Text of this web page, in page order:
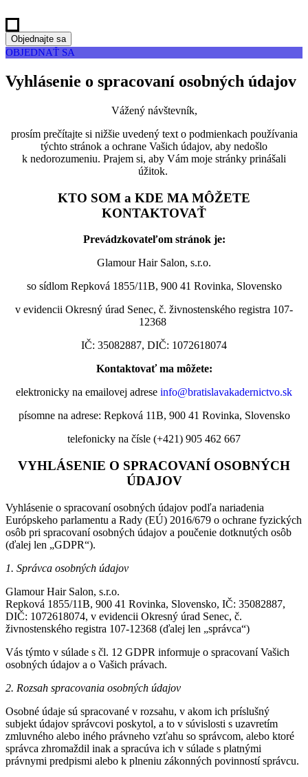
Objednajte sa
OBJEDNAŤ SA
Vyhlásenie o spracovaní osobných údajov
Vážený návštevník,
prosím prečítajte si nižšie uvedený text o podmienkach používania
týchto stránok a ochrane Vašich údajov, aby nedošlo
k nedorozumeniu. Prajem si, aby Vám moje stránky prinášali
úžitok.
KTO SOM a KDE MA MÔŽETE
KONTAKTOVAŤ
Prevádzkovateľom stránok je:
Glamour Hair Salon, s.r.o.
so sídlom Repková 1855/11B, 900 41 Rovinka, Slovensko
v evidencii Okresný úrad Senec, č. živnostenského registra 107-
12368
IČ: 35082887, DIČ: 1072618074
Kontaktovať ma môžete:
elektronicky na emailovej adrese info@bratislavakadernictvo.sk
písomne na adrese: Repková 11B, 900 41 Rovinka, Slovensko
telefonicky na čísle (+421) 905 462 667
VYHLÁSENIE O SPRACOVANÍ OSOBNÝCH
ÚDAJOV
Vyhlásenie o spracovaní osobných údajov podľa nariadenia
Európskeho parlamentu a Rady (EÚ) 2016/679 o ochrane fyzických
osôb pri spracovaní osobných údajov a poučenie dotknutých osôb
(ďalej len „GDPR“).
1. Správca osobných údajov
Glamour Hair Salon, s.r.o.
Repková 1855/11B, 900 41 Rovinka, Slovensko, IČ: 35082887,
DIČ: 1072618074, v evidencii Okresný úrad Senec, č.
živnostenského registra 107-12368 (ďalej len „správca“)
Vás týmto v súlade s čl. 12 GDPR informuje o spracovaní Vašich
osobných údajov a o Vašich právach.
2. Rozsah spracovania osobných údajov
Osobné údaje sú spracované v rozsahu, v akom ich príslušný
subjekt údajov správcovi poskytol, a to v súvislosti s uzavretím
zmluvného alebo iného právneho vzťahu so správcom, alebo ktoré
správca zhromaždil inak a spracúva ich v súlade s platnými
právnymi predpismi alebo k plneniu zákonných povinností správcu.